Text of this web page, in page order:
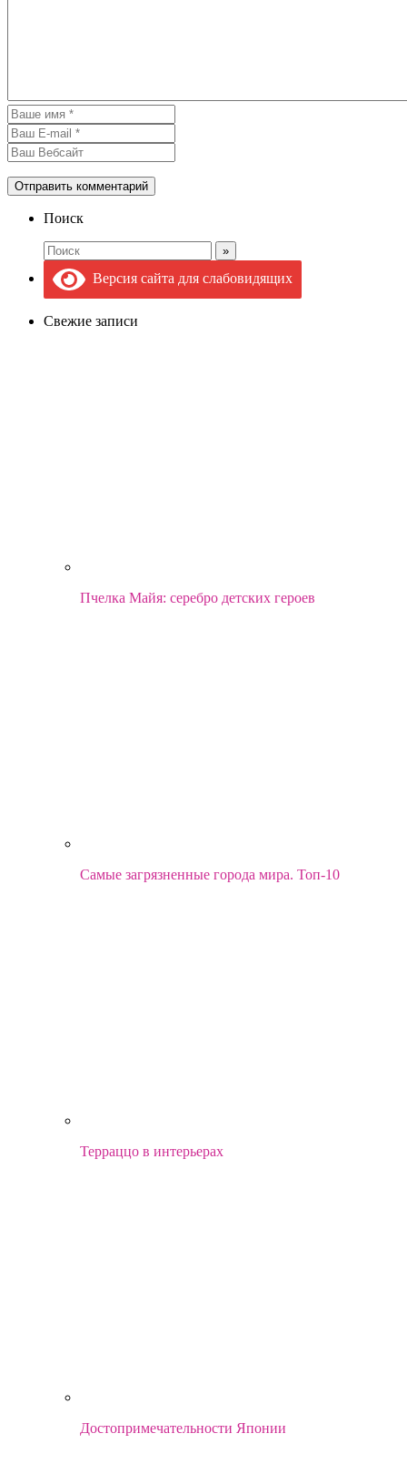
Поиск
Версия сайта для слабовидящих
Свежие записи
Пчелка Майя: серебро детских героев
Самые загрязненные города мира. Топ-10
Терраццо в интерьерах
Достопримечательности Японии